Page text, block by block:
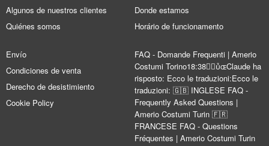
Algunos de nuestros clientes
Quiénes somos
Donde estamos
Horário de funcionamento
Envío
Condiciones de venta
Derecho de desistimiento
Cookie Policy
FAQ - Domande Frequenti | Amerio
Costumi Torino18:38Claude ha
risposto: Ecco le traduzioni:Ecco le
traduzioni: 🇬🇧 INGLESE FAQ -
Frequently Asked Questions |
Amerio Costumi Turin 🇫🇷
FRANCESE FAQ - Questions
Fréquentes | Amerio Costumi Turin